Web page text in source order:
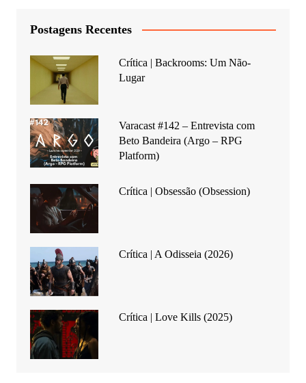
Postagens Recentes
Crítica | Backrooms: Um Não-
Lugar
Varacast #142 – Entrevista com
Beto Bandeira (Argo – RPG
Platform)
Crítica | Obsessão (Obsession)
Crítica | A Odisseia (2026)
Crítica | Love Kills (2025)